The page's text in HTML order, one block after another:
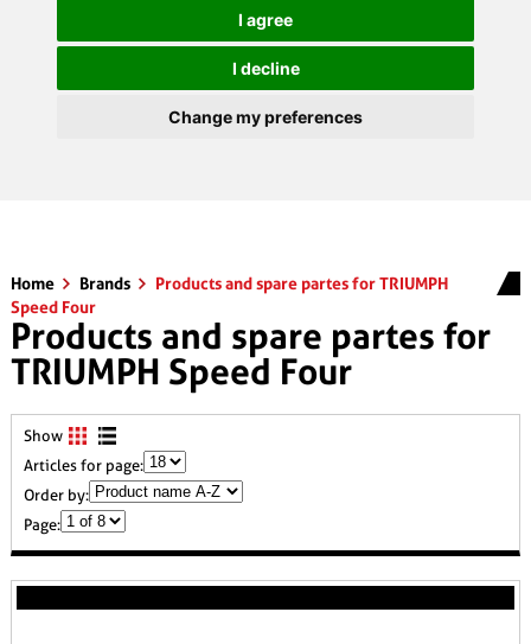
I agree
I decline
Change my preferences
Home Brands
Products and spare partes for TRIUMPH
Speed Four
Products and spare partes for
TRIUMPH Speed Four
Show
Articles for page:
Order by:
Page: